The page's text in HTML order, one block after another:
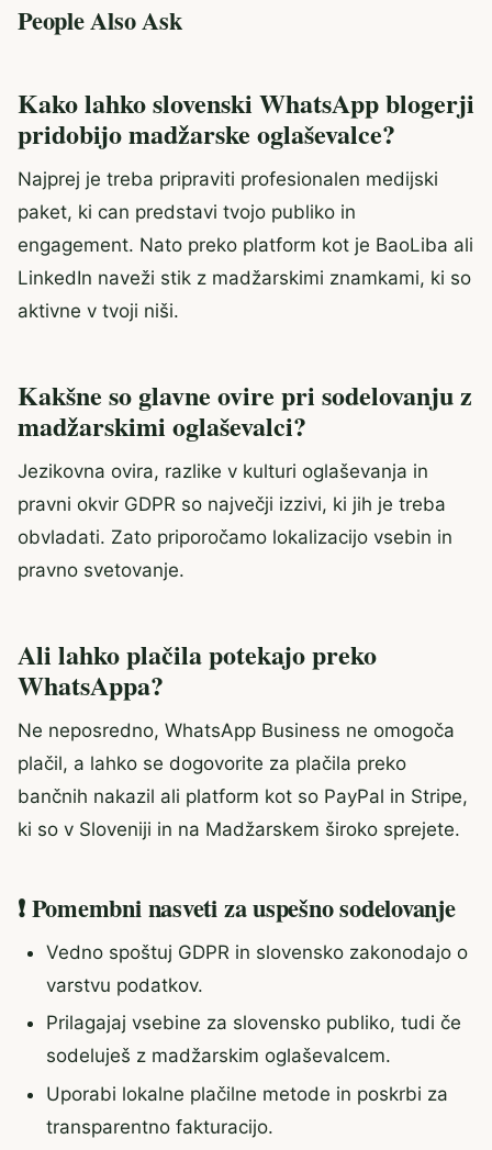
People Also Ask
Kako lahko slovenski WhatsApp blogerji
pridobijo madžarske oglaševalce?
Najprej je treba pripraviti profesionalen medijski
paket, ki can predstavi tvojo publiko in
engagement. Nato preko platform kot je BaoLiba ali
LinkedIn naveži stik z madžarskimi znamkami, ki so
aktivne v tvoji niši.
Kakšne so glavne ovire pri sodelovanju z
madžarskimi oglaševalci?
Jezikovna ovira, razlike v kulturi oglaševanja in
pravni okvir GDPR so največji izzivi, ki jih je treba
obvladati. Zato priporočamo lokalizacijo vsebin in
pravno svetovanje.
Ali lahko plačila potekajo preko
WhatsAppa?
Ne neposredno, WhatsApp Business ne omogoča
plačil, a lahko se dogovorite za plačila preko
bančnih nakazil ali platform kot so PayPal in Stripe,
ki so v Sloveniji in na Madžarskem široko sprejete.
❗ Pomembni nasveti za uspešno sodelovanje
Vedno spoštuj GDPR in slovensko zakonodajo o
varstvu podatkov.
Prilagajaj vsebine za slovensko publiko, tudi če
sodeluješ z madžarskim oglaševalcem.
Uporabi lokalne plačilne metode in poskrbi za
transparentno fakturacijo.